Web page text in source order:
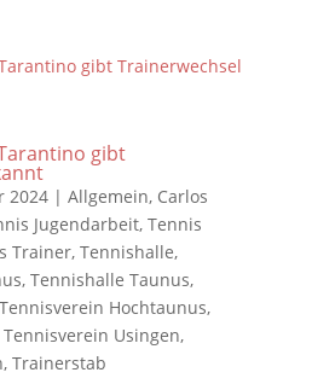
gibt
2024| Allgemein, Carlos
Jugendarbeit, Tennis
Trainer, Tennishalle,
, Tennishalle Taunus,
Tennisverein Hochtaunus,
Tennisverein Usingen,
, Trainerstab